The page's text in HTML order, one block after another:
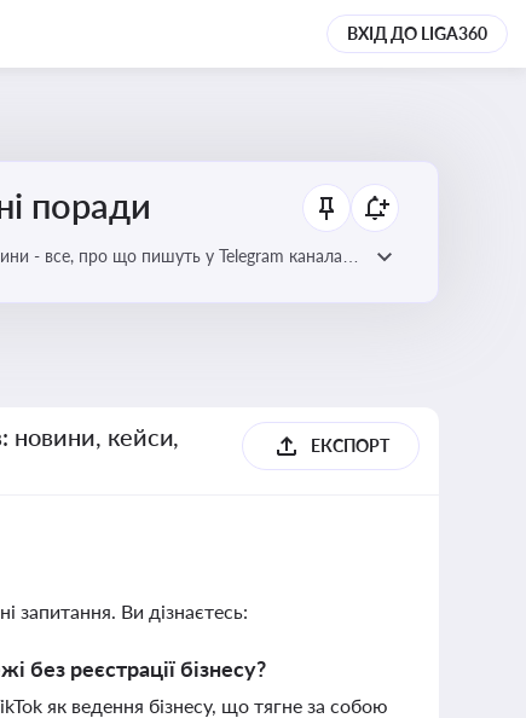
ВХІД ДО LIGA360
поради
- все, про що пишуть у Telegram каналах
новини, кейси,
ЕКСПОРТ
запитання. Ви дізнаєтесь:
без реєстрації бізнесу?
як ведення бізнесу, що тягне за собою